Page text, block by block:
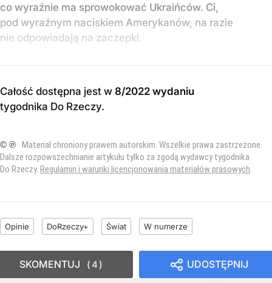
co wyraźnie ma sprowokować Ukraińców. Ci,
pod wyraźnym naciskiem Amerykanów, na razie
nie odpowiadają na zaczepki.
Całość dostępna jest w 8/2022 wydaniu
tygodnika Do Rzeczy.
© ℗ Materiał chroniony prawem autorskim. Wszelkie prawa zastrzeżone.
Dalsze rozpowszechnianie artykułu tylko za zgodą wydawcy tygodnika
Do Rzeczy. Regulamin i warunki licencjonowania materiałów prasowych
Opinie DoRzeczy+ Świat W numerze
UDOSTĘPNIJ
SKOMENTUJ 4